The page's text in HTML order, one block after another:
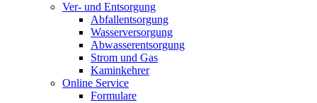
Ver- und Entsorgung
Abfallentsorgung
Wasserversorgung
Abwasserentsorgung
Strom und Gas
Kaminkehrer
Online Service
Formulare